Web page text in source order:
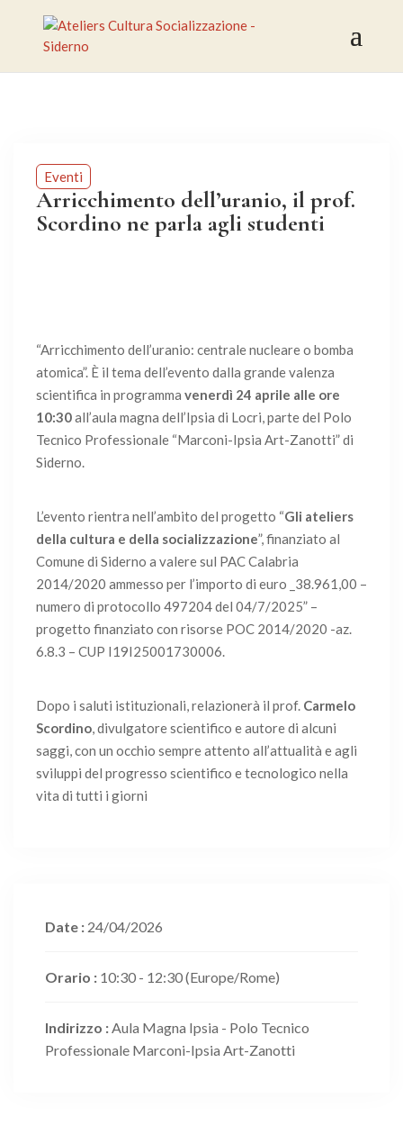
Eventi
Arricchimento dell’uranio, il prof.
Scordino ne parla agli studenti
“Arricchimento dell’uranio: centrale nucleare o bomba
atomica”. È il tema dell’evento dalla grande valenza
scientifica in programma venerdì 24 aprile alle ore
10:30all’aula magna dell’Ipsia di Locri, parte del Polo
Tecnico Professionale “Marconi-Ipsia Art-Zanotti” di
Siderno.
L’evento rientra nell’ambito del progetto “Gli ateliers
della cultura e della socializzazione”, finanziato al
Comune di Siderno a valere sul PAC Calabria
2014/2020 ammesso per l’importo di euro _38.961,00 –
numero di protocollo 497204 del 04/7/2025” –
progetto finanziato con risorse POC 2014/2020 -az.
6.8.3 – CUP I19I25001730006.
Dopo i saluti istituzionali, relazionerà il prof. Carmelo
Scordino, divulgatore scientifico e autore di alcuni
saggi, con un occhio sempre attento all’attualità e agli
sviluppi del progresso scientifico e tecnologico nella
vita di tutti i giorni
Date : 24/04/2026
Orario : 10:30 - 12:30(Europe/Rome)
Indirizzo :Aula Magna Ipsia - Polo Tecnico
Professionale Marconi-Ipsia Art-Zanotti